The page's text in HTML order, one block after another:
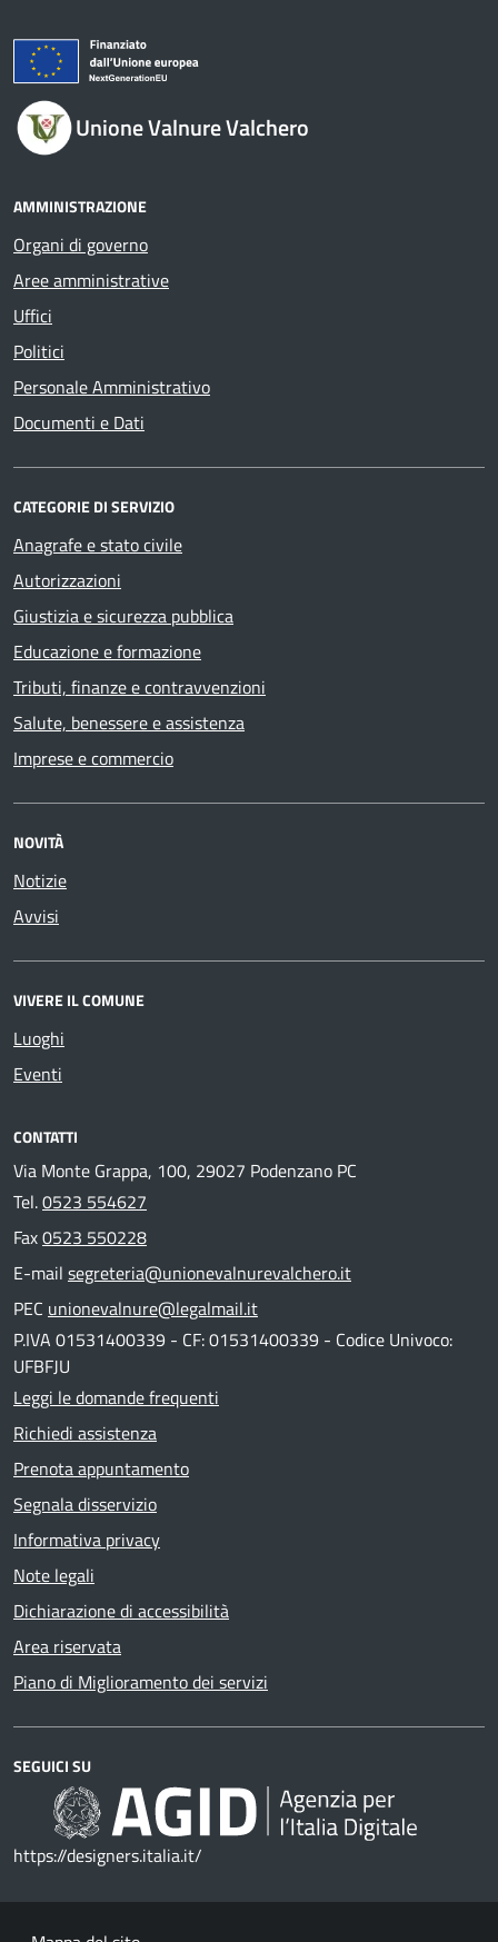
Unione Valnure Valchero
AMMINISTRAZIONE
Organi di governo
Aree amministrative
Uffici
Politici
Personale Amministrativo
Documenti e Dati
CATEGORIE DI SERVIZIO
Anagrafe e stato civile
Autorizzazioni
Giustizia e sicurezza pubblica
Educazione e formazione
Tributi, finanze e contravvenzioni
Salute, benessere e assistenza
Imprese e commercio
NOVITÀ
Notizie
Avvisi
VIVERE IL COMUNE
Luoghi
Eventi
CONTATTI
Via Monte Grappa, 100, 29027 Podenzano PC
Tel.0523 554627
Fax0523 550228
E-mail segreteria@unionevalnurevalchero.it
PEC unionevalnure@legalmail.it
P.IVA 01531400339 - CF: 01531400339 - Codice Univoco:
UFBFJU
Leggi le domande frequenti
Richiedi assistenza
Prenota appuntamento
Segnala disservizio
Informativa privacy
Note legali
Dichiarazione di accessibilità
Area riservata
Piano di Miglioramento dei servizi
SEGUICI SU
https://designers.italia.it/